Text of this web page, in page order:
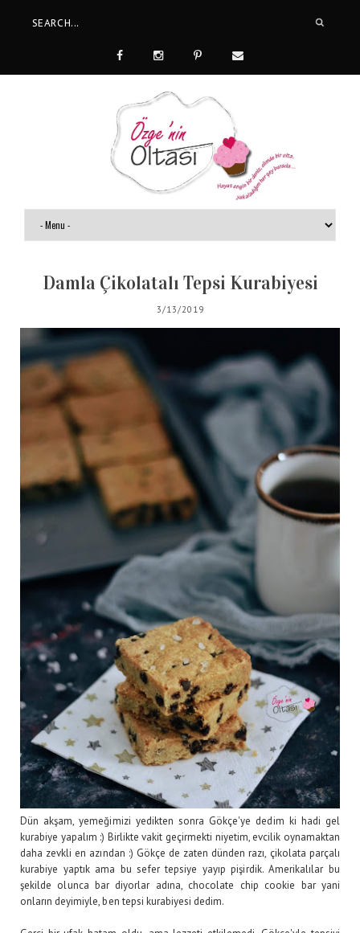
Damla Çikolatalı Tepsi Kurabiyesi
3/13/2019
Dün akşam, yemeğimizi yedikten sonra Gökçe'ye dedim ki hadi gel
kurabiye yapalım :) Birlikte vakit geçirmekti niyetim, evcilik oynamaktan
daha zevkli en azından :) Gökçe de zaten dünden razı, çikolata parçalı
kurabiye yaptık ama bu sefer tepsiye yayıp pişirdik. Amerikalılar bu
şekilde olunca bar diyorlar adına, chocolate chip cookie bar yani
onların deyimiyle, ben tepsi kurabiyesi dedim.